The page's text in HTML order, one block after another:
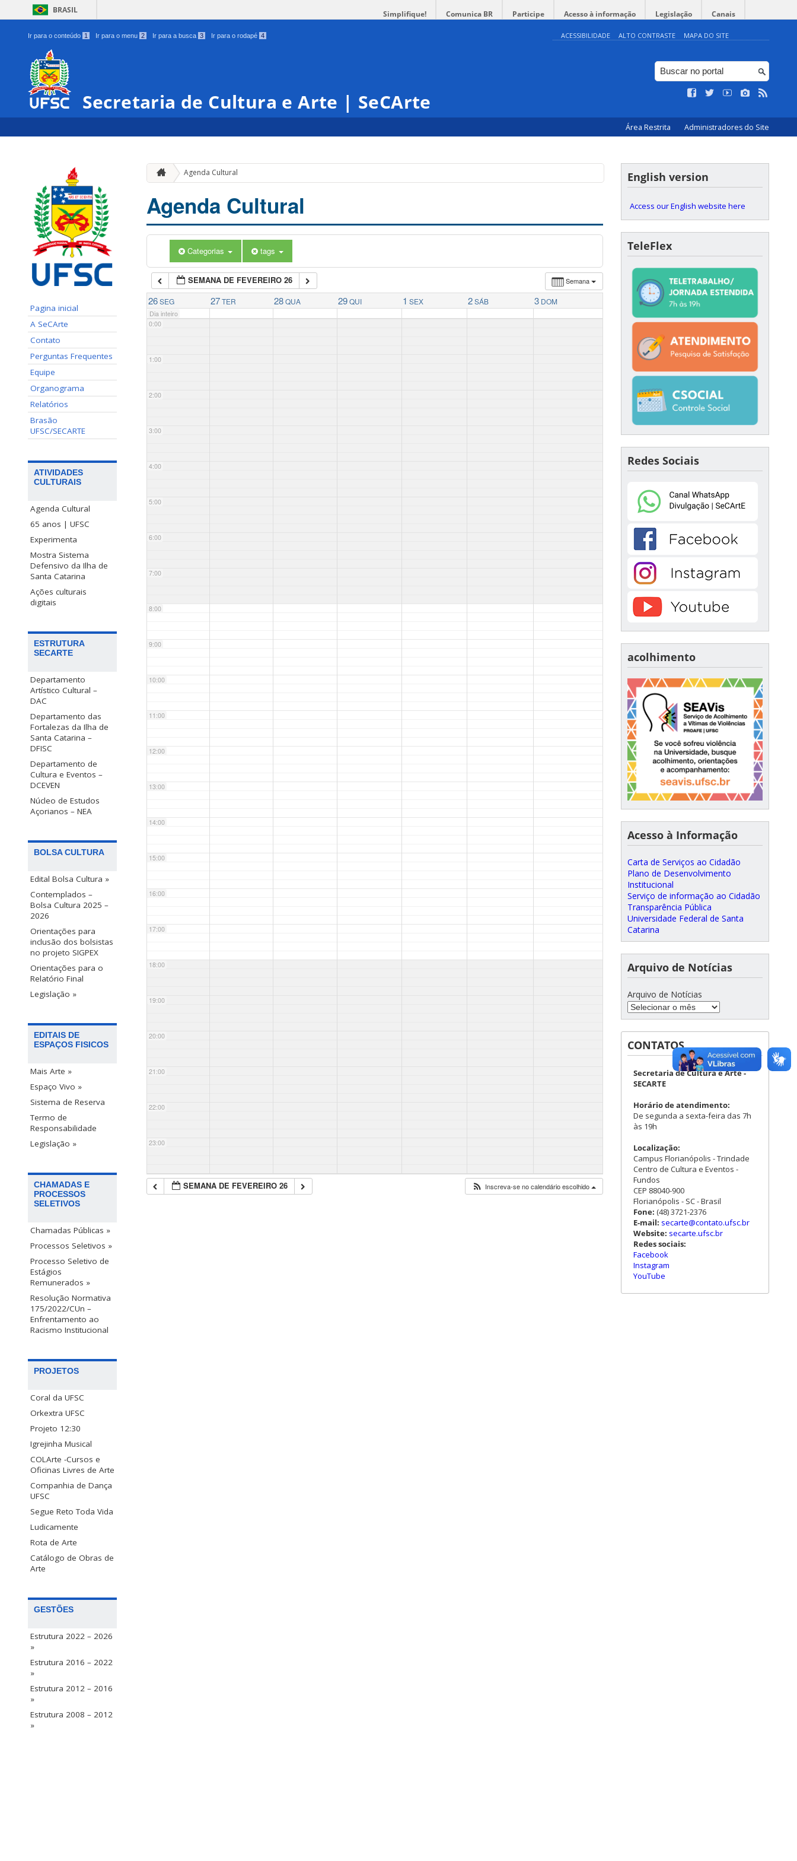
BRASIL Simplifique! Comunica BR Participe Acesso à informação Legislação Canais
Ir para o conteúdo 1 Ir para o menu 2 Ir para a busca 3 Ir para o rodapé 4 ACESSIBILIDADE ALTO CONTRASTE MAPA DO SITE
Secretaria de Cultura e Arte | SeCArte
Área Restrita Administradores do Site
Pagina inicial
A SeCArte
Contato
Perguntas Frequentes
Equipe
Organograma
Relatórios
Brasão
UFSC/SECARTE
ATIVIDADES
CULTURAIS
Agenda Cultural
65 anos | UFSC
Experimenta
Mostra Sistema
Defensivo da Ilha de
Santa Catarina
Ações culturais
digitais
ESTRUTURA
SECARTE
Departamento
Artístico Cultural –
DAC
Departamento das
Fortalezas da Ilha de
Santa Catarina –
DFISC
Departamento de
Cultura e Eventos –
DCEVEN
Núcleo de Estudos
Açorianos – NEA
BOLSA CULTURA
Edital Bolsa Cultura »
Contemplados –
Bolsa Cultura 2025 –
2026
Orientações para
inclusão dos bolsistas
no projeto SIGPEX
Orientações para o
Relatório Final
Legislação »
EDITAIS DE
ESPAÇOS FISICOS
Mais Arte »
Espaço Vivo »
Sistema de Reserva
Termo de
Responsabilidade
Legislação »
CHAMADAS E
PROCESSOS
SELETIVOS
Chamadas Públicas »
Processos Seletivos »
Processo Seletivo de
Estágios
Remunerados »
Resolução Normativa
175/2022/CUn –
Enfrentamento ao
Racismo Institucional
PROJETOS
Coral da UFSC
Orkextra UFSC
Projeto 12:30
Igrejinha Musical
COLArte -Cursos e
Oficinas Livres de Arte
Companhia de Dança
UFSC
Segue Reto Toda Vida
Ludicamente
Rota de Arte
Catálogo de Obras de
Arte
GESTÕES
Estrutura 2022 – 2026
»
Estrutura 2016 – 2022
»
Estrutura 2012 – 2016
»
Estrutura 2008 – 2012
»
Agenda Cultural
Agenda Cultural
Categorias tags
Semana
SEMANA DE FEVEREIRO 26
26 SEG 27 TER 28 QUA 29 QUI 1 SEX 2 SÁB 3 DOM
Dia inteiro
0:00
1:00
2:00
3:00
4:00
5:00
6:00
7:00
8:00
9:00
10:00
11:00
12:00
13:00
14:00
15:00
16:00
17:00
18:00
19:00
20:00
21:00
22:00
23:00
SEMANA DE FEVEREIRO 26 Inscreva-se no calendário escolhido
English version
Access our English website here
TeleFlex
Redes Sociais
acolhimento
Acesso à Informação
Carta de Serviços ao Cidadão
Plano de Desenvolvimento
Institucional
Serviço de informação ao Cidadão
Transparência Pública
Universidade Federal de Santa
Catarina
Arquivo de Notícias
Arquivo de Notícias
CONTATOS
Secretaria de Cultura e Arte -
SECARTE
Horário de atendimento:
De segunda a sexta-feira das 7h
às 19h
Localização:
Campus Florianópolis - Trindade
Centro de Cultura e Eventos -
Fundos
CEP 88040-900
Florianópolis - SC - Brasil
Fone: (48) 3721-2376
E-mail: secarte@contato.ufsc.br
Website: secarte.ufsc.br
Redes sociais:
Facebook
Instagram
YouTube